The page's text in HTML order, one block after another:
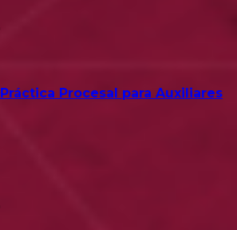
Procesal para Auxiliares